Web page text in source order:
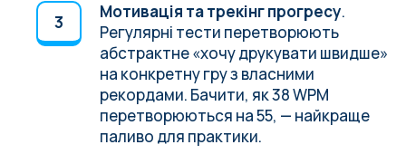
Мотивація та трекінг прогресу.
Регулярні тести перетворюють
абстрактне «хочу друкувати швидше»
на конкретну гру з власними
рекордами. Бачити, як 38 WPM
перетворюються на 55, — найкраще
паливо для практики.